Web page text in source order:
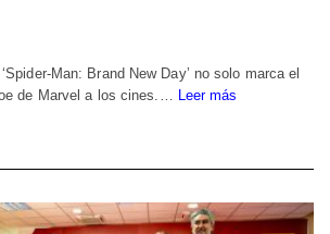
Man: Brand New Day’ no solo marca el
de Marvel a los cines.… Leer más